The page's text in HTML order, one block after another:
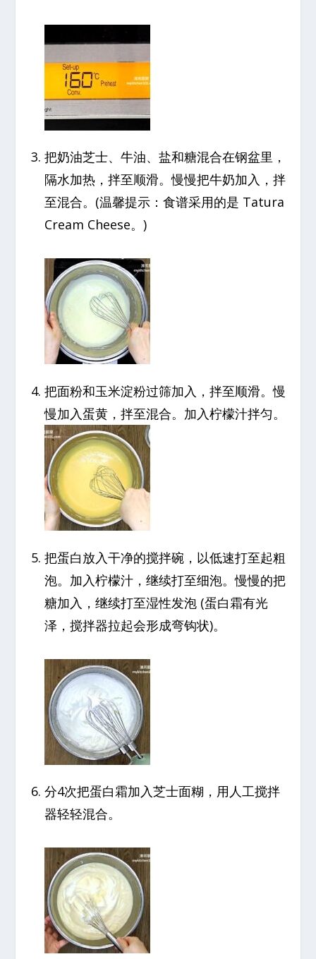
把奶油芝士、牛油、盐和糖混合在钢盆里，
隔水加热，拌至顺滑。慢慢把牛奶加入，拌
至混合。(温馨提示：食谱采用的是 Tatura
Cream Cheese。)
把面粉和玉米淀粉过筛加入，拌至顺滑。慢
慢加入蛋黄，拌至混合。加入柠檬汁拌匀。
把蛋白放入干净的搅拌碗，以低速打至起粗
泡。加入柠檬汁，继续打至细泡。慢慢的把
糖加入，继续打至湿性发泡 (蛋白霜有光
泽，搅拌器拉起会形成弯钩状)。
分4次把蛋白霜加入芝士面糊，用人工搅拌
器轻轻混合。